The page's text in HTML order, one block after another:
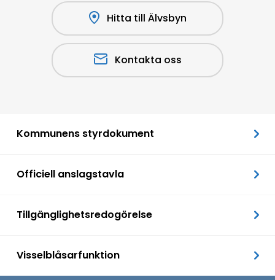
Hitta till Älvsbyn
Kontakta oss
Kommunens styrdokument
Officiell anslagstavla
Tillgänglighetsredogörelse
Visselblåsarfunktion